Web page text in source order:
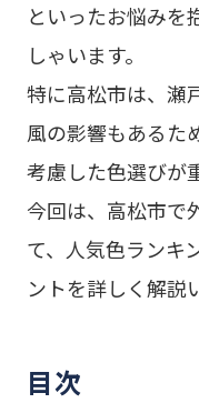
といったお悩みを
しゃいます。
特に高松市は、瀬
風の影響もあるた
考慮した色選びが
今回は、高松市で
て、人気色ランキ
ントを詳しく解説
目次